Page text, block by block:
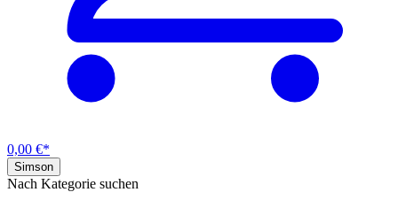
0,00 €*
Simson
Nach Kategorie suchen